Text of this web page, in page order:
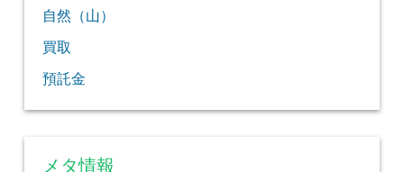
自然（山）
買取
預託金
メタ情報